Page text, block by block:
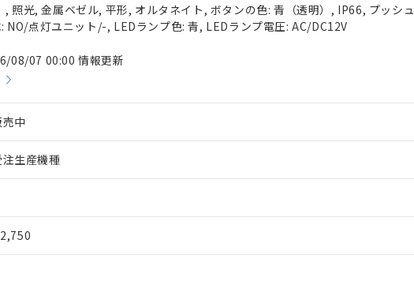
照光, 金属ベゼル, 平形, オルタネイト, ボタンの色: 青（透明）, IP66, プッシュ
NO/点灯ユニット/-, LEDランプ色: 青, LEDランプ電圧: AC/DC12V
08/07 00:00 情報更新
売中
注生産機種